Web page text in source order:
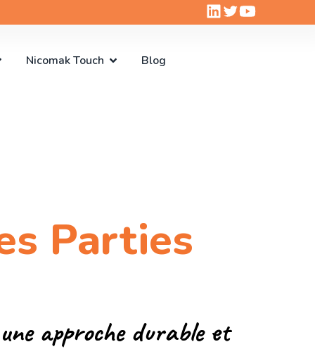
Nicomak Touch Blog
Parties
approche durable et